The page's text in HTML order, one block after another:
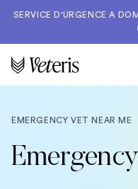
SERVICE D'URGENCE A
EMERGENCY VET NEAR ME